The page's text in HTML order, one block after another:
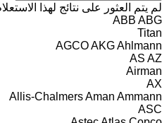
لم يتم العثور على نتائج لهذا
ABB ABG
Titan
AGCOAKGAhlmann
AS AZ
Airman
AX
Allis-ChalmersAman Ammann
ASC